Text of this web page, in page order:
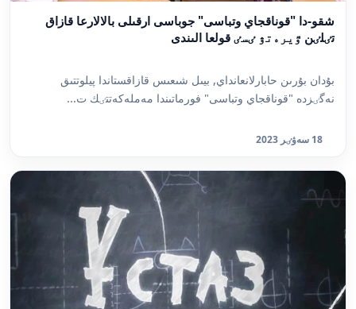
شقو-دا "قوناقجاي وتباسى" جوباسى ارقىلى بالالارعا قازاق
تٸلٸن ٷيرەتۋ ٸسٸ قولعا الىندى
بۇدان بۇرىن حابارلانعانداي, بيىل شىعىس قازاقستاندا پيلوتتىق
نەگٸزدە "قوناقجاي وتباسى" فورماتىندا مەملەكەتتٸك ت...
18 سەۋٸر 2023